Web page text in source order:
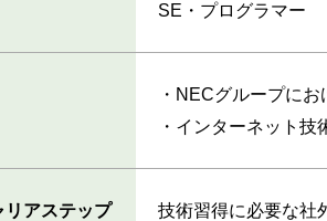
SE・プログラマー
・NECグループに
・インターネット
リアステップ 技術習得に必要な社